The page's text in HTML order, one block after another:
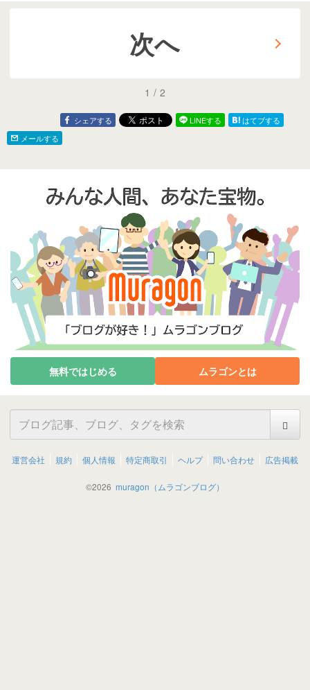
次へ
1 / 2
シェアする LINEする
はてブする
メールする
無料ではじめる ムラゴンとは
運営会社 規約 個人情報 特定商取引 ヘルプ 問い合わせ 広告掲載
©2026 muragon（ムラゴンブログ）